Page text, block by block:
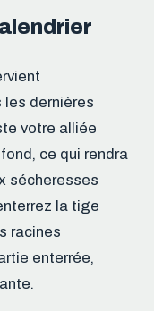
dernières
votre alliée
ce qui rendra
sécheresses
la tige
racines
enterrée,